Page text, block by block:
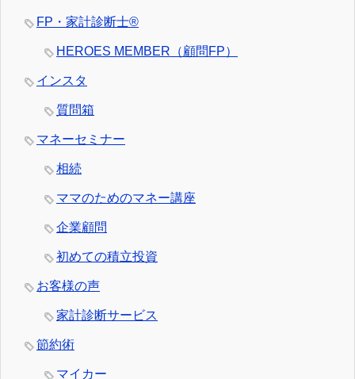
FP・家計診断士®
HEROES MEMBER（顧問FP）
インスタ
質問箱
マネーセミナー
相続
ママのためのマネー講座
企業顧問
初めての積立投資
お客様の声
家計診断サービス
節約術
マイカー